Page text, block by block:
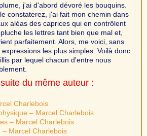
j'ai d'abord dévoré les bouquins.
constaterez, j'ai fait mon chemin dans
aléas des caprices qui en contrôlent
les lettres tant bien que mal et,
parfaitement. Alors, me voici, sans
les plus simples. Voilà donc
par lequel chacun d'entre nous
du même auteur :
Charlebois
– Marcel Charlebois
– Marcel Charlebois
– Marcel Charlebois